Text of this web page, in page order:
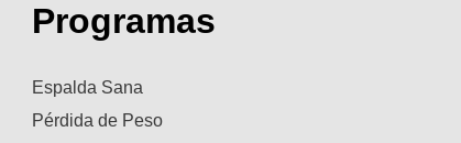
Programas
Espalda Sana
Pérdida de Peso